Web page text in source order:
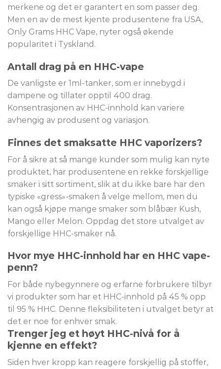
merkene og det er garantert en som passer deg.
Men en av de mest kjente produsentene fra USA,
Only Grams HHC Vape, nyter også økende
popularitet i Tyskland.
Antall drag på en HHC-vape
De vanligste er 1ml-tanker, som er innebygd i
dampene og tillater opptil 400 drag.
Konsentrasjonen av HHC-innhold kan variere
avhengig av produsent og variasjon.
Finnes det smaksatte HHC vaporizers?
For å sikre at så mange kunder som mulig kan nyte
produktet, har produsentene en rekke forskjellige
smaker i sitt sortiment, slik at du ikke bare har den
typiske «gress»-smaken å velge mellom, men du
kan også kjøpe mange smaker som blåbær Kush,
Mango eller Melon. Oppdag det store utvalget av
forskjellige HHC-smaker nå.
Hvor mye HHC-innhold har en HHC vape-
penn?
For både nybegynnere og erfarne forbrukere tilbyr
vi produkter som har et HHC-innhold på 45 % opp
til 95 % HHC. Denne fleksibiliteten i utvalget betyr at
det er noe for enhver smak.
Trenger jeg et høyt HHC-nivå for å
kjenne en effekt?
Siden hver kropp kan reagere forskjellig på stoffer,